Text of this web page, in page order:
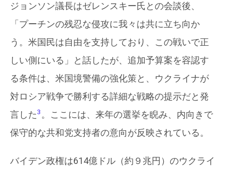
ジョンソン議長はゼレンスキー氏との会談後、
「プーチンの残忍な侵攻に我々は共に立ち向か
う。米国民は自由を支持しており、この戦いで正
しい側にいる」と話したが、追加予算案を容認す
る条件は、米国境警備の強化策と、ウクライナが
対ロシア戦争で勝利する詳細な戦略の提示だと発
言した3 。ここには、来年の選挙を睨み、内向きで
保守的な共和党支持者の意向が反映されている。
バイデン政権は614億ドル（約９兆円）のウクライ